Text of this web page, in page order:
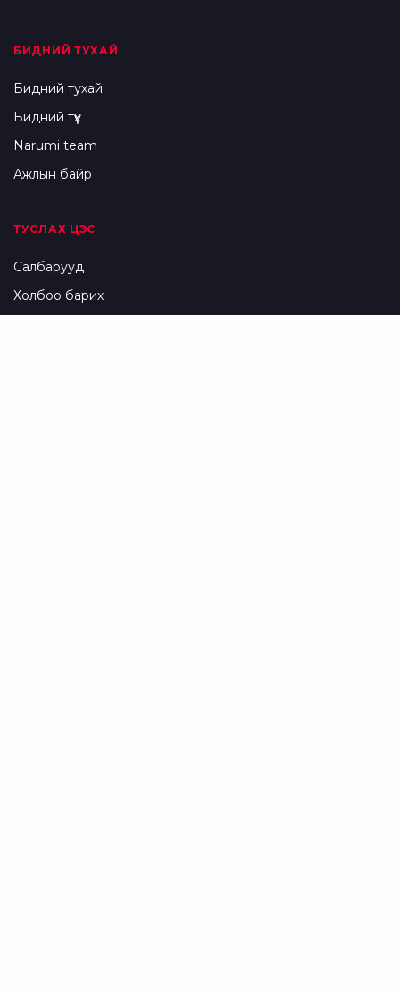
БИДНИЙ ТУХАЙ
Бидний тухай
Бидний түүх
Narumi team
Ажлын байр
ТУСЛАХ ЦЭС
Салбарууд
Холбоо барих